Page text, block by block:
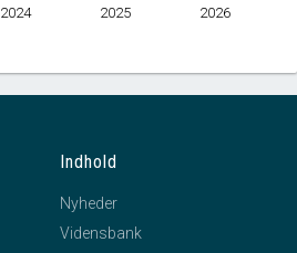
2024 2025 2026
Indhold
Nyheder
Vidensbank